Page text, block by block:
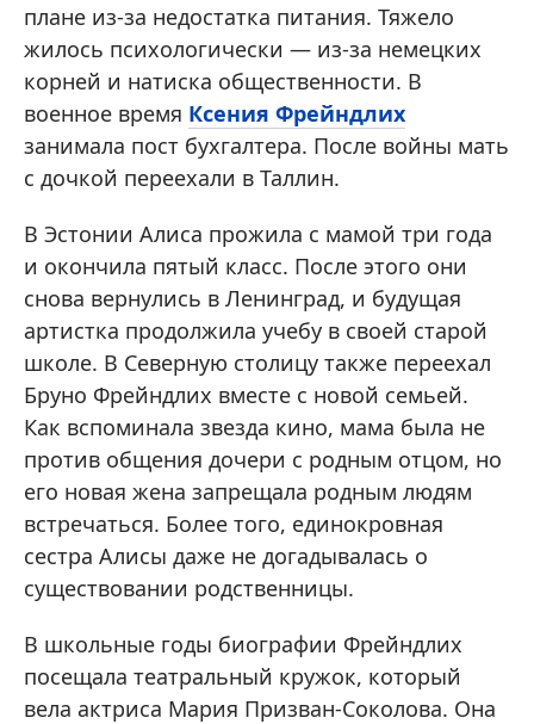
плане из-за недостатка питания. Тяжело
жилось психологически — из-за немецких
корней и натиска общественности. В
военное время Ксения Фрейндлих
занимала пост бухгалтера. После войны мать
с дочкой переехали в Таллин.
В Эстонии Алиса прожила с мамой три года
и окончила пятый класс. После этого они
снова вернулись в Ленинград, и будущая
артистка продолжила учебу в своей старой
школе. В Северную столицу также переехал
Бруно Фрейндлих вместе с новой семьей.
Как вспоминала звезда кино, мама была не
против общения дочери с родным отцом, но
его новая жена запрещала родным людям
встречаться. Более того, единокровная
сестра Алисы даже не догадывалась о
существовании родственницы.
В школьные годы биографии Фрейндлих
посещала театральный кружок, который
вела актриса Мария Призван-Соколова. Она